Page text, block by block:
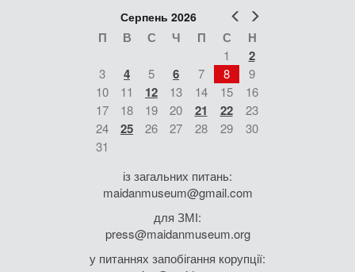
Попер
Серпень 2026
П В С Ч П С Н
1 2
3 4 5 6 7 8
9
10
11 12 13 14 15
16
17
18 19 20 21 22
23
24
25 26 27 28 29
30
31
із загальних питань:
maidanmuseum@gmail.com
для ЗМІ:
press@maidanmuseum.org
у питаннях запобігання корупції: